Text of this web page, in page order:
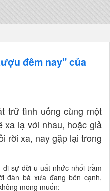
đêm nay" của
trữ tình uống cùng một
xa lạ với nhau, hoặc giả
rời xa, nay gặp lại trong
đi sự đời u uất nhức nhối trầm
đàn bà xưa đang bên cạnh,
mong muốn: